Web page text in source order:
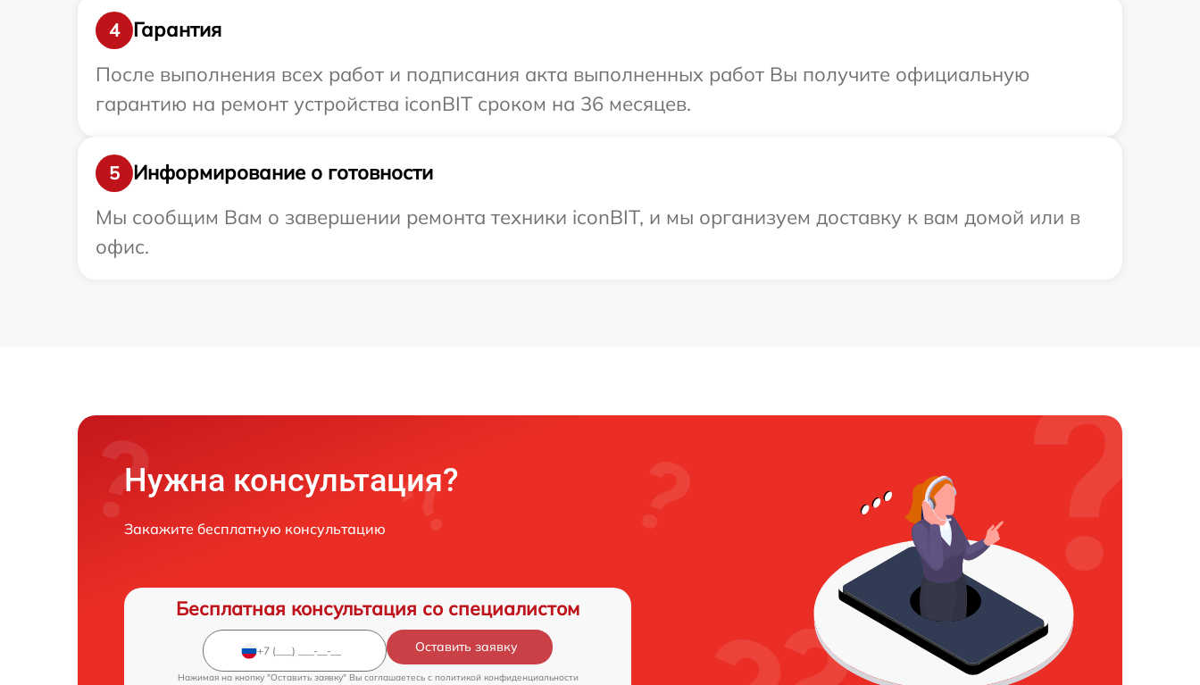
4
Гарантия
После выполнения всех работ и подписания акта выполненных работ Вы получите официальную
гарантию на ремонт устройства iconBIT сроком на 36 месяцев.
5
Информирование о готовности
Мы сообщим Вам о завершении ремонта техники iconBIT, и мы организуем доставку к вам домой или в
офис.
Нужна консультация?
Закажите бесплатную консультацию
Бесплатная консультация со специалистом
Оставить заявку
Нажимая на кнопку "Оставить заявку" Вы соглашаетесь c политикой конфиденциальности